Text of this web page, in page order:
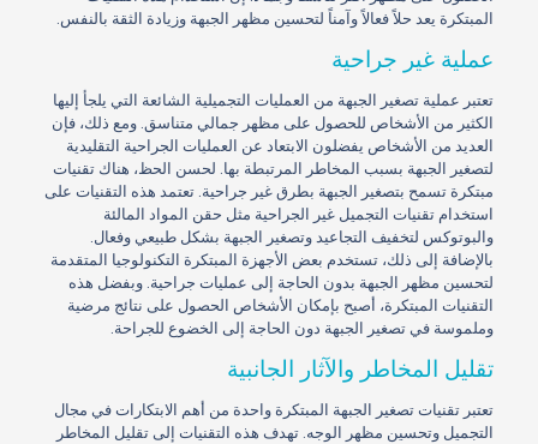
المبتكرة يعد حلاً فعالاً وآمناً لتحسين مظهر الجبهة وزيادة الثقة بالنفس.
عملية غير جراحية
تعتبر عملية تصغير الجبهة من العمليات التجميلية الشائعة التي يلجأ إليها
الكثير من الأشخاص للحصول على مظهر جمالي متناسق. ومع ذلك، فإن
العديد من الأشخاص يفضلون الابتعاد عن العمليات الجراحية التقليدية
لتصغير الجبهة بسبب المخاطر المرتبطة بها. لحسن الحظ، هناك تقنيات
مبتكرة تسمح بتصغير الجبهة بطرق غير جراحية. تعتمد هذه التقنيات على
استخدام تقنيات التجميل غير الجراحية مثل حقن المواد المالئة
والبوتوكس لتخفيف التجاعيد وتصغير الجبهة بشكل طبيعي وفعال.
بالإضافة إلى ذلك، تستخدم بعض الأجهزة المبتكرة التكنولوجيا المتقدمة
لتحسين مظهر الجبهة بدون الحاجة إلى عمليات جراحية. وبفضل هذه
التقنيات المبتكرة، أصبح بإمكان الأشخاص الحصول على نتائج مرضية
وملموسة في تصغير الجبهة دون الحاجة إلى الخضوع للجراحة.
تقليل المخاطر والآثار الجانبية
تعتبر تقنيات تصغير الجبهة المبتكرة واحدة من أهم الابتكارات في مجال
التجميل وتحسين مظهر الوجه. تهدف هذه التقنيات إلى تقليل المخاطر